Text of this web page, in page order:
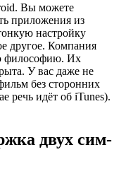
Вы можете
приложения из
настройку
другое. Компания
философию. Их
У вас даже не
без сторонних
речь идёт об iTunes).
двух сим-